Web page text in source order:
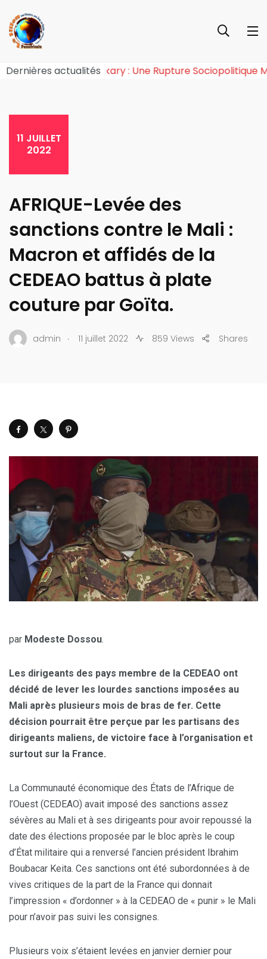
Dernières actualités
de l’Effet Tchiroma Bakary : Une Rupture
11 JUILLET
2022
AFRIQUE-Levée des
sanctions contre le Mali :
Macron et affidés de la
CEDEAO battus à plate
couture par Goïta.
admin . 11 juillet 2022 859 Views Shares
par Modeste Dossou.
Les dirigeants des pays membre de la CEDEAO ont
décidé de lever les lourdes sanctions imposées au
Mali après plusieurs mois de bras de fer. Cette
décision pourrait être perçue par les partisans des
dirigeants maliens, de victoire face à l’organisation et
surtout sur la France.
La Communauté économique des États de l’Afrique de
l’Ouest (CEDEAO) avait imposé des sanctions assez
sévères au Mali et à ses dirigeants pour avoir repoussé la
date des élections proposée par le bloc après le coup
d’État militaire qui a renversé l’ancien président Ibrahim
Boubacar Keita. Ces sanctions ont été subordonnées à de
vives critiques de la part de la France qui donnait
l’impression « d’ordonner » à la CEDEAO de « punir » le Mali
pour n’avoir pas suivi les consignes.
Plusieurs voix s’étaient levées en janvier dernier pour